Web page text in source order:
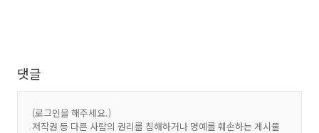
댓글